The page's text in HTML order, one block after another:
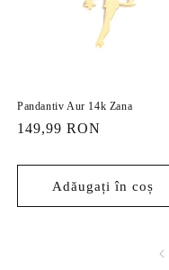
Pandantiv Aur 14k Zana
Preț
149,99 RON
Adăugați în coș